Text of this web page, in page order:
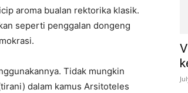
aroma bualan rektorika klasik.
seperti penggalan dongeng
Tidak mungkin
dalam kamus Arsitoteles